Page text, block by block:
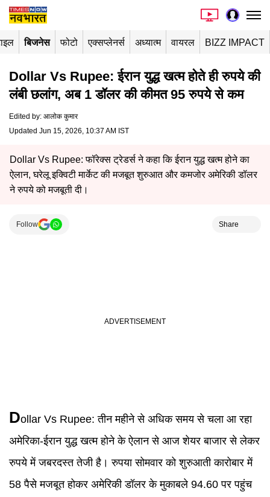
बिजनेस फोटो एक्सप्लेनर्स अध्यात्म वायरल BIZZ IMPACT
Dollar Vs Rupee: ईरान युद्ध खत्म होते ही रुपये की
लंबी छलांग, अब 1 डॉलर की कीमत 95 रुपये से कम
Edited by: आलोक कुमार
Updated Jun 15, 2026, 10:37 AM IST
Dollar Vs Rupee: फॉरेक्स ट्रेडर्स ने कहा कि ईरान युद्ध खत्म होने का
ऐलान, घरेलू इक्विटी मार्केट की मजबूत शुरुआत और कमजोर अमेरिकी डॉलर
ने रुपये को मजबूती दी।
Follow Share
Dollar Vs Rupee:तीन महीने से अधिक समय से चला आ रहा
अमेरिका-ईरान युद्ध खत्म होने के ऐलान से आज शेयर बाजार से लेकर
रुपये में जबरदस्त तेजी है। रुपया सोमवार को शुरुआती कारोबार में
58 पैसे मजबूत होकर अमेरिकी डॉलर के मुकाबले 94.60 पर पहुंच